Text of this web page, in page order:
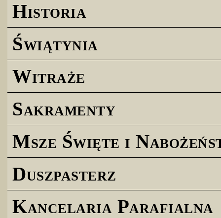
Historia
Świątynia
Witraże
Sakramenty
Msze Święte i
Duszpasterz
Kancelaria Parafialna